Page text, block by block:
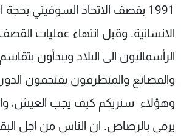
1991 بقصف الاتحاد السوفيتي
الانسانية. وقبل انتهاء عمليات
الرأسماليون الى البلاد ويبدأون
والمصانع والمتطرفون يقتحمون
وهؤلاء سنريكم كيف يجب العيش،
يرمى بالرصاص. ان الناس من اجل